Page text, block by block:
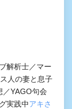
解析士／マー
人の妻と息子
／YAGO句会
実践中アキさ